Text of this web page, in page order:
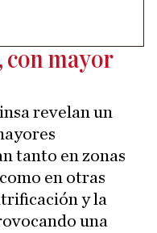
con mayor
revelan un
tanto en zonas
en otras
y la
una